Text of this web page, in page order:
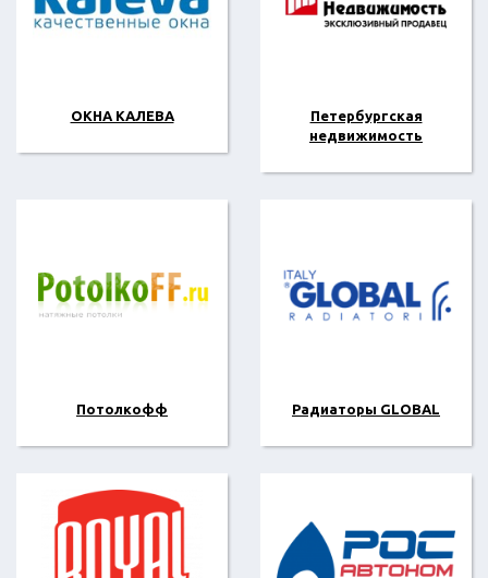
ОКНА КАЛЕВА
Петербургская
недвижимость
Потолкофф Радиаторы GLOBAL